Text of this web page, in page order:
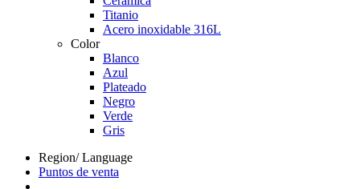
Titanio
Acero inoxidable 316L
Color
Blanco
Azul
Plateado
Negro
Verde
Gris
Region/ Language
Puntos de venta